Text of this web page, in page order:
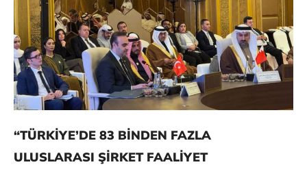
“TÜRKİYE’DE 83 BİNDEN FAZLA
ULUSLARASI ŞİRKET FAALİYET